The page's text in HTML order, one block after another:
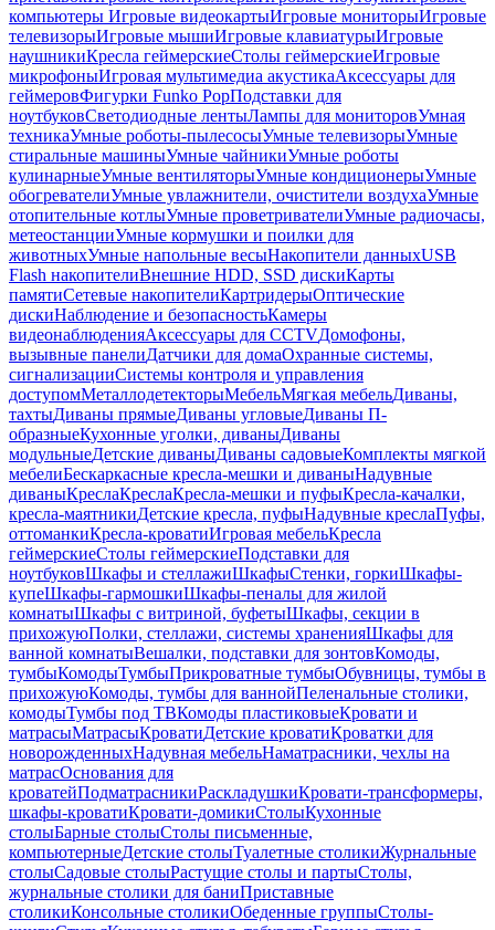
компьютеры Игровые видеокартыИгровые мониторыИгровые
телевизорыИгровые мышиИгровые клавиатурыИгровые
наушникиКресла геймерскиеСтолы геймерскиеИгровые
микрофоныИгровая мультимедиа акустикаАксессуары для
геймеровФигурки Funko PopПодставки для
ноутбуковСветодиодные лентыЛампы для мониторовУмная
техникаУмные роботы-пылесосыУмные телевизорыУмные
стиральные машиныУмные чайникиУмные роботы
кулинарныеУмные вентиляторыУмные кондиционерыУмные
обогревателиУмные увлажнители, очистители воздухаУмные
отопительные котлыУмные проветривателиУмные радиочасы,
метеостанцииУмные кормушки и поилки для
животныхУмные напольные весыНакопители данныхUSB
Flash накопителиВнешние HDD, SSD дискиКарты
памятиСетевые накопителиКартридерыОптические
дискиНаблюдение и безопасностьКамеры
видеонаблюденияАксессуары для CCTVДомофоны,
вызывные панелиДатчики для домаОхранные системы,
сигнализацииСистемы контроля и управления
доступомМеталлодетекторыМебельМягкая мебельДиваны,
тахтыДиваны прямыеДиваны угловыеДиваны П-
образныеКухонные уголки, диваныДиваны
модульныеДетские диваныДиваны садовыеКомплекты мягкой
мебелиБескаркасные кресла-мешки и диваныНадувные
диваныКреслаКреслаКресла-мешки и пуфыКресла-качалки,
кресла-маятникиДетские кресла, пуфыНадувные креслаПуфы,
оттоманкиКресла-кроватиИгровая мебельКресла
геймерскиеСтолы геймерскиеПодставки для
ноутбуковШкафы и стеллажиШкафыСтенки, горкиШкафы-
купеШкафы-гармошкиШкафы-пеналы для жилой
комнатыШкафы с витриной, буфетыШкафы, секции в
прихожуюПолки, стеллажи, системы храненияШкафы для
ванной комнатыВешалки, подставки для зонтовКомоды,
тумбыКомодыТумбыПрикроватные тумбыОбувницы, тумбы в
прихожуюКомоды, тумбы для ваннойПеленальные столики,
комодыТумбы под ТВКомоды пластиковыеКровати и
матрасыМатрасыКроватиДетские кроватиКроватки для
новорожденныхНадувная мебельНаматрасники, чехлы на
матрасОснования для
кроватейПодматрасникиРаскладушкиКровати-трансформеры,
шкафы-кроватиКровати-домикиСтолыКухонные
столыБарные столыСтолы письменные,
компьютерныеДетские столыТуалетные столикиЖурнальные
столыСадовые столыРастущие столы и партыСтолы,
журнальные столики для баниПриставные
столикиКонсольные столикиОбеденные группыСтолы-